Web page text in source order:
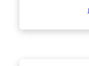
ット) / 録画時間: